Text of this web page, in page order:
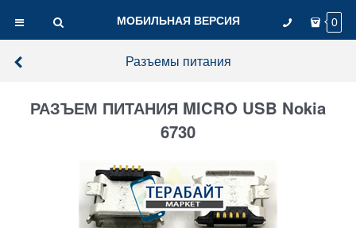
МОБИЛЬНАЯ ВЕРСИЯ 0
Разъемы питания
РАЗЪЕМ ПИТАНИЯ MICRO USB Nokia
6730